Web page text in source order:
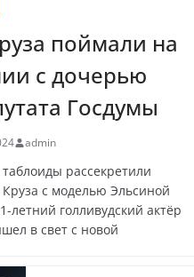
назвал самые вредные
для сердца
рассказали о состоянии
которого бросили
на остановке
регионы России, где
поймали на
с дочерью
Госдумы
admin
рассекретили
с моделью Эльсиной
летний голливудский актёр
в свет с новой